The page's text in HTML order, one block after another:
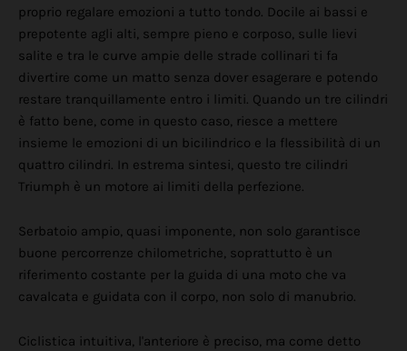
proprio regalare emozioni a tutto tondo. Docile ai bassi e
prepotente agli alti, sempre pieno e corposo, sulle lievi
salite e tra le curve ampie delle strade collinari ti fa
divertire come un matto senza dover esagerare e potendo
restare tranquillamente entro i limiti. Quando un tre cilindri
è fatto bene, come in questo caso, riesce a mettere
insieme le emozioni di un bicilindrico e la flessibilità di un
quattro cilindri. In estrema sintesi, questo tre cilindri
Triumph è un motore ai limiti della perfezione.
Serbatoio ampio, quasi imponente, non solo garantisce
buone percorrenze chilometriche, soprattutto è un
riferimento costante per la guida di una moto che va
cavalcata e guidata con il corpo, non solo di manubrio.
Ciclistica intuitiva, l'anteriore è preciso, ma come detto